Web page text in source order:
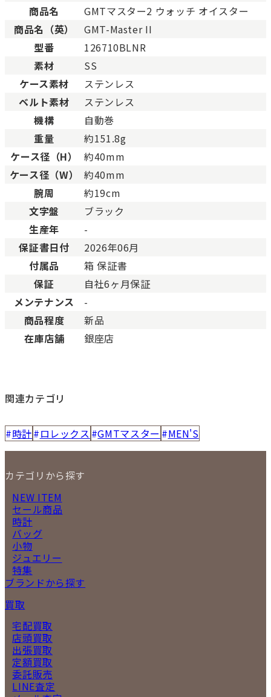
SAランク
未使用同様品。数回使用
Aランク 僅かな傷、汚れはありま
ABランク少々使用感はありますが、
BCランク
Cランク
商品名
GMTマスター2 ウォッチ オイスター
商品名（英）
GMT-Master II
型番
126710BLNR
素材
SS
ケース素材
ステンレス
ベルト素材
ステンレス
機構
自動巻
重量
約151.8g
ケース径（H）
約40mm
ケース径（W）
約40mm
腕周
約19cm
文字盤
ブラック
生産年
-
保証書日付
2026年06月
付属品
箱 保証書
保証
自社6ヶ月保証
メンテナンス
-
商品程度
新品
在庫店舗
銀座店
関連カテゴリ
時計 ロレックス GMTマスター MEN'S
カテゴリから探す
NEW ITEM
セール商品
時計
バッグ
小物
ジュエリー
特集
ブランドから探す
買取
宅配買取
店頭買取
出張買取
定額買取
委託販売
LINE査定